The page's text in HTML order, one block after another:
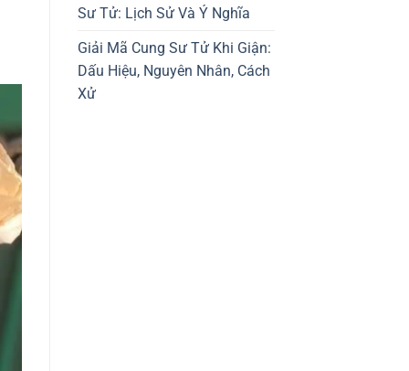
Sư Tử: Lịch Sử Và Ý Nghĩa
Giải Mã Cung Sư Tử Khi Giận:
Dấu Hiệu, Nguyên Nhân, Cách
Xử